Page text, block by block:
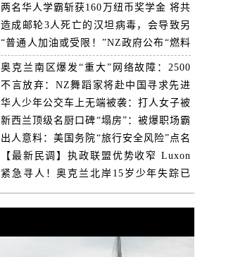
两名华人学霸斩获160万纽币奖学金 将共
赴牛津解决人类难题
造成邮轮3人死亡的汉坦病毒，会导致另
一次新冠式疫情吗？
“普通人加油或受限！”NZ政府公布“燃料
应急预案”！这些机构“优先且不限量供
油”！
奥克兰南区爆发“重大”网络故障：2500
户家庭及企业断网
不言放弃：NZ舞蹈家将赴中国寻求先进
细胞疗法 发起筹款援助
华人少年公交车上无端被袭：打人女子被
判刑 事后还犯下纵火罪
新西兰顶级名厨口碑“塌房”：被爆职场霸
凌、制造“毒性文化”
出人意料：美国务院“旅行安全风险”点名
新西兰
【最新民调】执政联盟优势收窄 Luxon
党内过关后首份“成绩单”出炉
紧急寻人！奥克兰北岸15岁少年失踪已
近一个月